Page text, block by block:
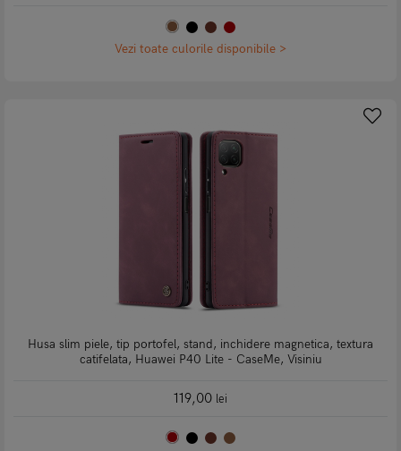
Vezi toate culorile disponibile >
Husa slim piele, tip portofel, stand, inchidere magnetica, textura
catifelata, Huawei P40 Lite - CaseMe, Visiniu
119,00 lei